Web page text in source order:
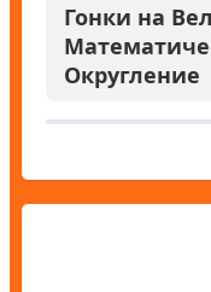
Гонки на
Округление